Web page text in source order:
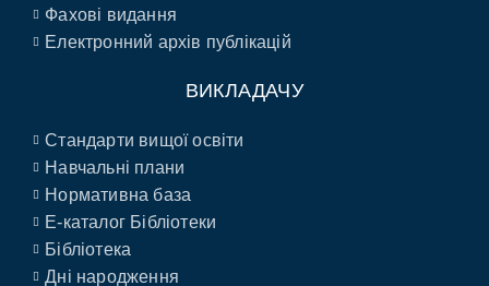
Фахові видання
Електронний архів публікацій
ВИКЛАДАЧУ
Стандарти вищої освіти
Навчальні плани
Нормативна база
E-каталог Бібліотеки
Бібліотека
Дні народження